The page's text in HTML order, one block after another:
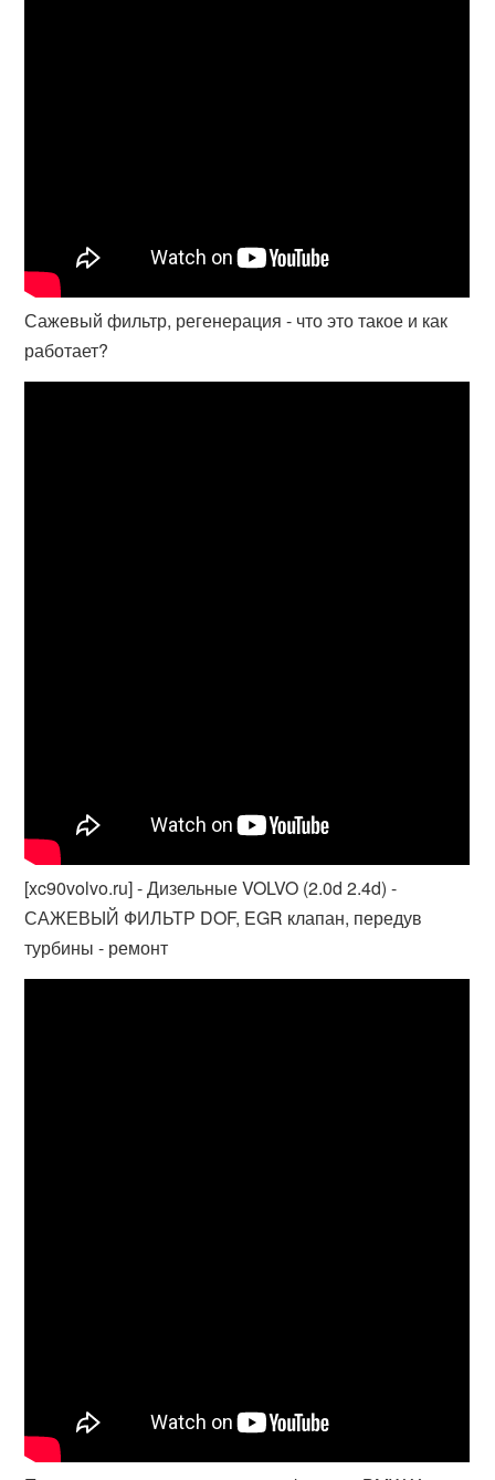
Сажевый фильтр, регенерация - что это такое и как
работает?
[xc90volvo.ru] - Дизельные VOLVO (2.0d 2.4d) -
САЖЕВЫЙ ФИЛЬТР DOF, EGR клапан, передув
турбины - ремонт